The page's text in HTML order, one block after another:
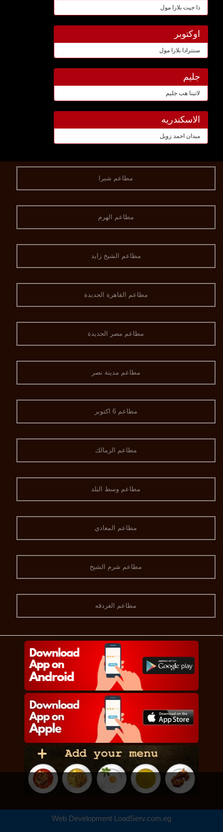
ذا جيت بلازا مول
اوكتوبر
سنترادا بلازا مول
جليم
لاتينا هب جليم
الاسكندريه
ميدان احمد زويل
مطاعم شبرا
مطاعم الهرم
مطاعم الشيخ زايد
مطاعم القاهرة الجديدة
مطاعم مصر الجديدة
مطاعم مدينة نصر
مطاعم 6 اكتوبر
مطاعم الزمالك
مطاعم وسط البلد
مطاعم المعادي
مطاعم شرم الشيخ
مطاعم الغردقه
Web Development LoadServ.com.eg